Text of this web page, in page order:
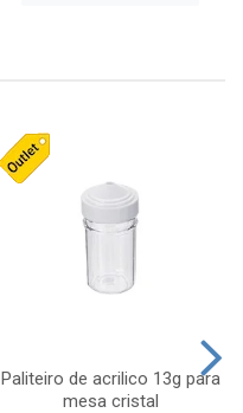
Paliteiro de acrilico 13g para
mesa cristal